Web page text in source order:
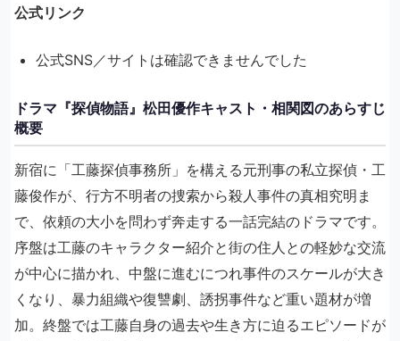
公式リンク
公式SNS／サイトは確認できませんでした
ドラマ『探偵物語』松田優作キャスト・相関図のあらすじ
概要
新宿に「工藤探偵事務所」を構える元刑事の私立探偵・工
藤俊作が、行方不明者の捜索から殺人事件の真相究明ま
で、依頼の大小を問わず奔走する一話完結のドラマです。
序盤は工藤のキャラクター紹介と街の住人との軽妙な交流
が中心に描かれ、中盤に進むにつれ事件のスケールが大き
くなり、暴力組織や復讐劇、誘拐事件など重い題材が増
加。終盤では工藤自身の過去や生き方に迫るエピソードが